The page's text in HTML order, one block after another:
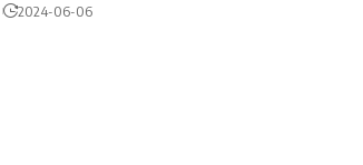
2024-06-06